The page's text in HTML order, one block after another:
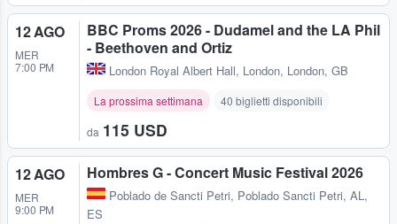
12 AGO
MER
7:00 PM
BBC Proms 2026 - Dudamel and the LA Phil
- Beethoven and Ortiz
London Royal Albert Hall, London, London, GB
La prossima settimana 40 biglietti disponibili
da 115 USD
12 AGO
MER
9:00 PM
Hombres G - Concert Music Festival 2026
Poblado de Sancti Petri, Poblado Sancti Petri, AL,
ES